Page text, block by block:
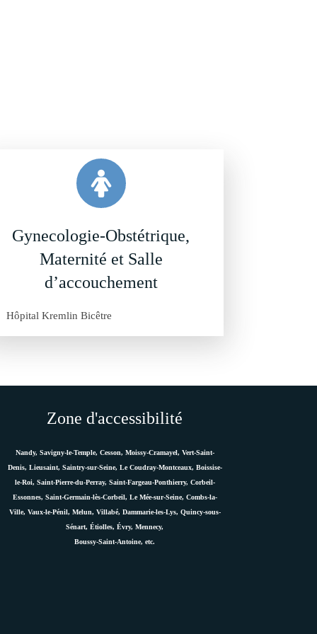
Gynecologie-Obstétrique,
Maternité et Salle
d’accouchement
Hôpital Kremlin Bicêtre
Zone d'accessibilité
Nandy, Savigny-le-Temple, Cesson, Moissy-Cramayel, Vert-Saint-
Denis, Lieusaint, Saintry-sur-Seine, Le Coudray-Montceaux, Boissise-
le-Roi, Saint-Pierre-du-Perray, Saint-Fargeau-Ponthierry, Corbeil-
Essonnes, Saint-Germain-lès-Corbeil, Le Mée-sur-Seine, Combs-la-
Ville, Vaux-le-Pénil, Melun, Villabé, Dammarie-les-Lys, Quincy-sous-
Sénart, Étiolles, Évry, Mennecy,
Boussy-Saint-Antoine, etc.